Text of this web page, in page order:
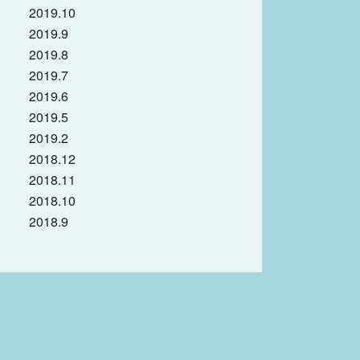
2019.10
2019.9
2019.8
2019.7
2019.6
2019.5
2019.2
2018.12
2018.11
2018.10
2018.9